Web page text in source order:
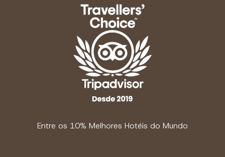
Entre os 10% Melhores Hotéis do Mundo